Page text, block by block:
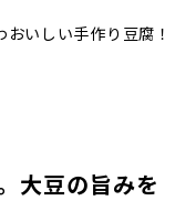
いしい手作り豆腐！
大豆の旨みを